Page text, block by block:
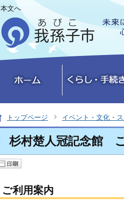
本文へ
トップページ イベント・文化・
杉村楚人冠記念館
ご利用案内